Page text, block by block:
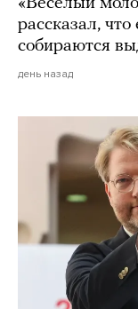
рассказал,
собираются
день назад